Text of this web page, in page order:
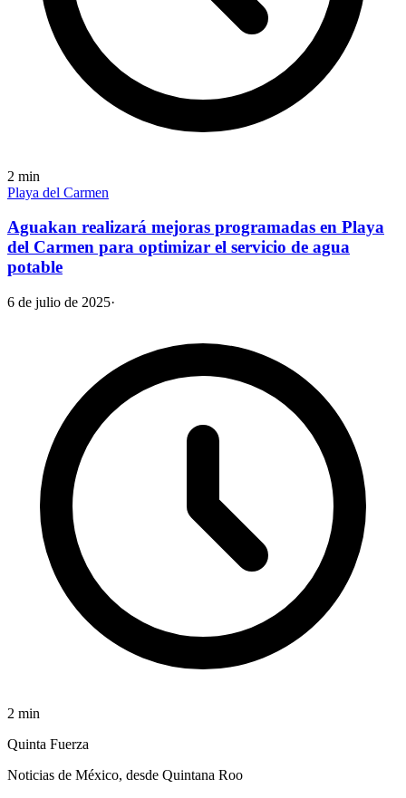
2 min
Playa del Carmen
Aguakan realizará mejoras programadas en Playa
del Carmen para optimizar el servicio de agua
potable
6 de julio de 2025·
2 min
Quinta Fuerza
Noticias de México, desde Quintana Roo